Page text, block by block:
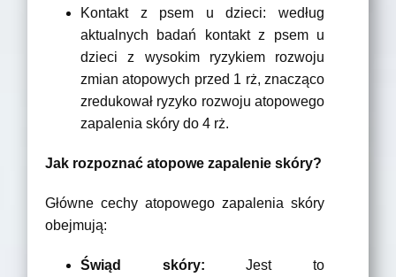
Kontakt z psem u dzieci: według
aktualnych badań kontakt z psem u
dzieci z wysokim ryzykiem rozwoju
zmian atopowych przed 1 rż, znacząco
zredukował ryzyko rozwoju atopowego
zapalenia skóry do 4 rż.
Jak rozpoznać atopowe zapalenie skóry?
Główne cechy atopowego zapalenia skóry
obejmują:
Świąd skóry: Jest to